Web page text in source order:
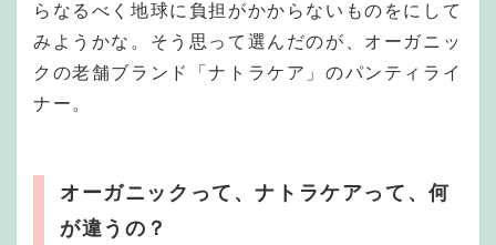
らなるべく地球に負担がかからないものをにして
みようかな。そう思って選んだのが、オーガニッ
クの老舗ブランド「ナトラケア」のパンティライ
ナー。
オーガニックって、ナトラケアって、何
が違うの？